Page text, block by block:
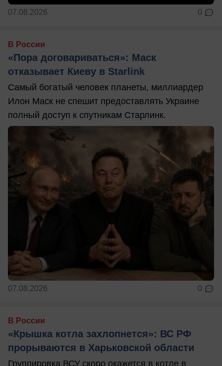
07.08.2026 0
В России
«Пора договариваться»: Маск
отказывает Киеву в Starlink
Самый богатый человек планеты, миллиардер
Илон Маск не спешит предоставлять Украине
полный доступ к спутникам Старлинк.
07.08.2026 0
В России
«Крышка котла захлопнется»: ВС РФ
прорываются в Харьковской области
Группировка ВСУ скоро окажется в котле в